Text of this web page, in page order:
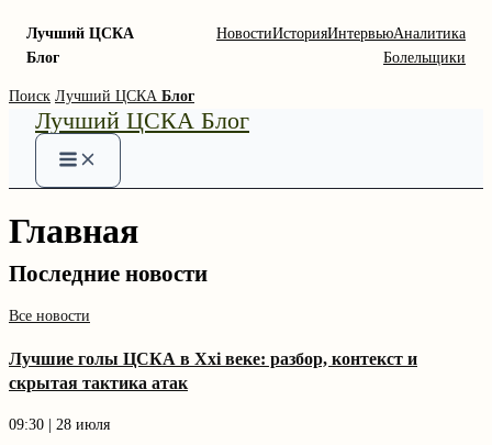
Лучший ЦСКА
Блог
НовостиИсторияИнтервьюАналитика
Болельщики
Skip
content
Поиск Лучший ЦСКА Блог
Лучший ЦСКА Блог
Главная
Последние новости
Все новости
Лучшие голы ЦСКА в Xxi веке: разбор, контекст и
скрытая тактика атак
09:30 | 28 июля